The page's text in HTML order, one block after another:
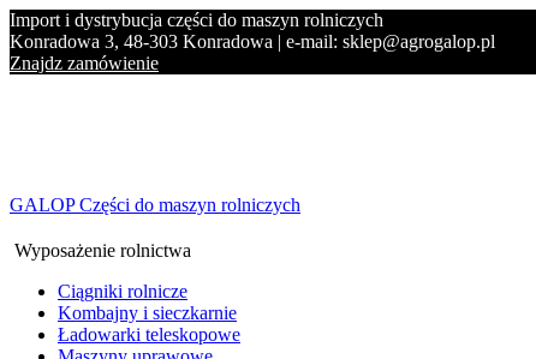
Import i dystrybucja części do maszyn rolniczych
Konradowa 3, 48-303 Konradowa | e-mail: sklep@agrogalop.pl
Znajdz zamówienie
GALOP Części do maszyn rolniczych
Wyposażenie rolnictwa
Ciągniki rolnicze
Kombajny i sieczkarnie
Ładowarki teleskopowe